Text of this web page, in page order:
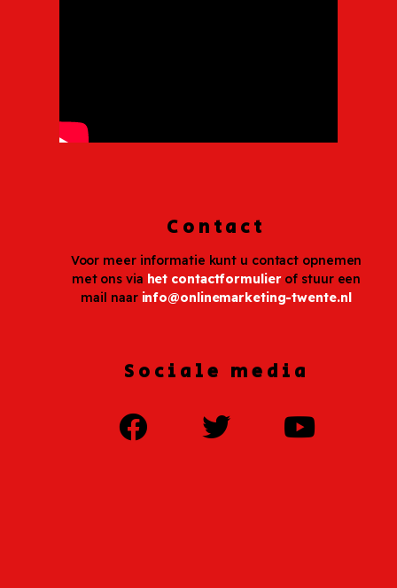
Contact
Voor meer informatie kunt u contact opnemen
met ons via het contactformulierof stuur een
mail naar info@onlinemarketing-twente.nl
Sociale media